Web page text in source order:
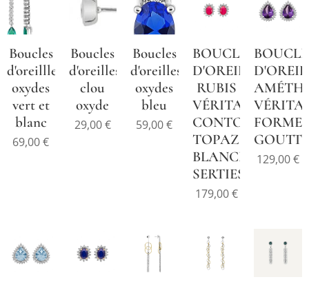
Boucles
d'oreillles
oxydes
vert et
blanc
69,00€
Boucles
d'oreilles
clou
oxyde
29,00€
Boucles
d'oreilles
oxydes
bleu
59,00€
BOUCLES
D'OREILLES
RUBIS
VÉRITABLE
CONTOUR
TOPAZES
BLANCHES
SERTIES
179,00€
FORME
129,00€